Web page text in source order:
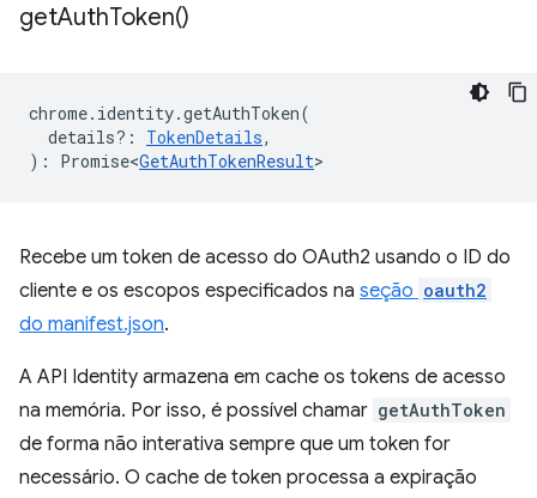
getAuthToken()
chrome. identity.getAuthToken(
details? : TokenDetails,
) : Promise<GetAuthTokenResult>
Recebe um token de acesso do OAuth2 usando o ID do
cliente e os escopos especificados na seção oauth2
do manifest.json.
A API Identity armazena em cache os tokens de acesso
na memória. Por isso, é possível chamar getAuthToken
de forma não interativa sempre que um token for
necessário. O cache de token processa a expiração